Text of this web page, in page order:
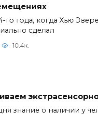
го года, когда Хью
сделал
10.4к.
знание о наличии у